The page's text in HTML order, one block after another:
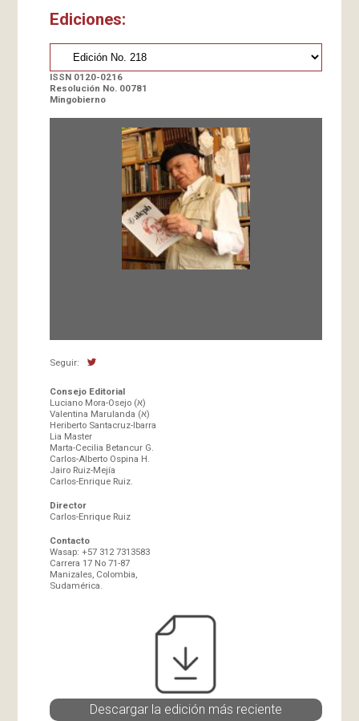
Ediciones:
ISSN 0120-0216
Resolución No. 00781
Mingobierno
Seguir:
Consejo Editorial
Luciano Mora-Osejo (א)
Valentina Marulanda (א)
Heriberto Santacruz-Ibarra
Lia Master
Marta-Cecilia Betancur G.
Carlos-Alberto Ospina H.
Jairo Ruiz-Mejía
Carlos-Enrique Ruiz.
Director
Carlos-Enrique Ruiz
Contacto
Wasap: +57 312 7313583
Carrera 17 No 71-87
Manizales, Colombia,
Sudamérica.
Descargar la edición más reciente